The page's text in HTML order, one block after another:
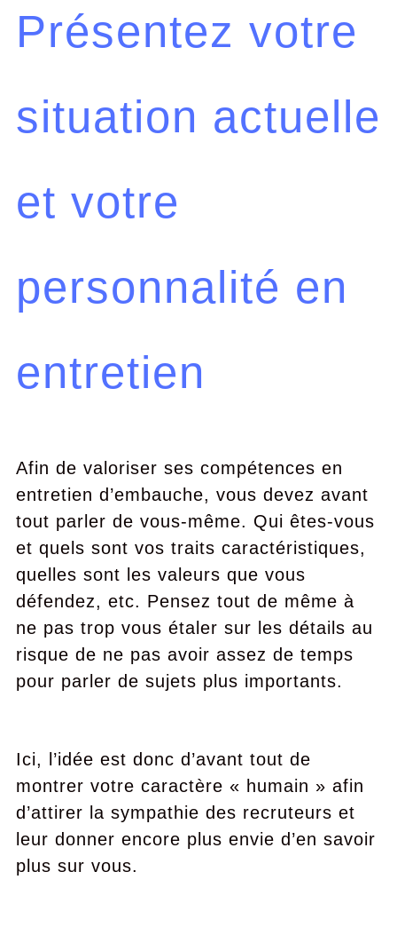
Présentez votre
situation actuelle
et votre
personnalité en
entretien
Afin de valoriser ses compétences en
entretien d’embauche, vous devez avant
tout parler de vous-même. Qui êtes-vous
et quels sont vos traits caractéristiques,
quelles sont les valeurs que vous
défendez, etc. Pensez tout de même à
ne pas trop vous étaler sur les détails au
risque de ne pas avoir assez de temps
pour parler de sujets plus importants.
Ici, l’idée est donc d’avant tout de
montrer votre caractère « humain » afin
d’attirer la sympathie des recruteurs et
leur donner encore plus envie d’en savoir
plus sur vous.